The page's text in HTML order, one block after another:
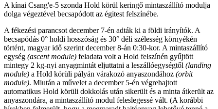
A kínai Csang'e-5 szonda Hold körül keringő mintaszállító modulja
dolga végeztével becsapódott az égitest felszínébe.
A fékezési parancsot december 7-én adták ki a földi irányítók. A
becsapódás 0° holdi hosszóság és 30° déli szélesség környékén
történt, magyar idő szerint december 8-án 0:30-kor. A mintaszállító
egység (ascent module) feladata volt a Hold felszínén gyűjtött
mintegy 2 kg-nyi anyagmintát eljuttatni a leszállóegységtől (landing
module) a Hold körüli pályán várakozó anyaszondához (orbit
module). Miután a művelet a december 5-én végrehajtott
automatikus Hold körüli dokkolás után sikerült és a minta átkerült az
anyaszondára, a mintaszállító modul feleslegessé vált. (A korábbi